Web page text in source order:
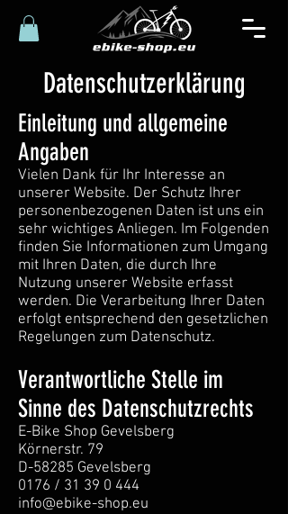
Datenschutzerklärung
Einleitung und allgemeine
Angaben
Vielen Dank für Ihr Interesse an
unserer Website. Der Schutz Ihrer
personenbezogenen Daten ist uns ein
sehr wichtiges Anliegen. Im Folgenden
finden Sie Informationen zum Umgang
mit Ihren Daten, die durch Ihre
Nutzung unserer Website erfasst
werden. Die Verarbeitung Ihrer Daten
erfolgt entsprechend den gesetzlichen
Regelungen zum Datenschutz.
Verantwortliche Stelle im
Sinne des Datenschutzrechts
E-Bike Shop Gevelsberg
Körnerstr. 79
D-58285 Gevelsberg
0176 / 31 39 0 444
info@ebike-shop.eu